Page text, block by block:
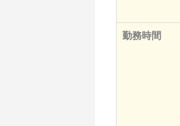
勤務時間